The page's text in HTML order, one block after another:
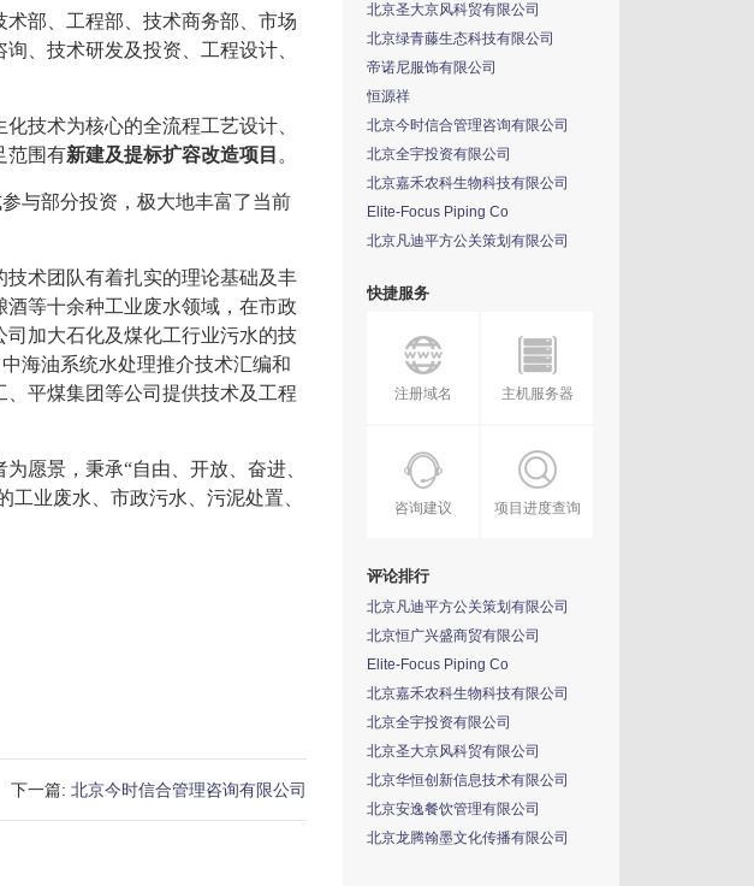
部、工程部、技术商务部、市场
、技术研发及投资、工程设计、
化技术为核心的全流程工艺设计、
范围有新建及提标扩容改造项目 。
与部分投资，极大地丰富了当前
术团队有着扎实的理论基础及丰
等十余种工业废水领域，在市政
加大石化及煤化工行业污水的技
海油系统水处理推介技术汇编和
平煤集团等公司提供技术及工程
为愿景，秉承“自由、开放、奋进、
业废水、市政污水、污泥处置、
下一篇: 北京今时信合管理咨询有限公司
北京圣大京风科贸有限公司
北京绿青藤生态科技有限公司
帝诺尼服饰有限公司
恒源祥
北京今时信合管理咨询有限公司
北京全宇投资有限公司
北京嘉禾农科生物科技有限公司
Elite-Focus Piping Co
北京凡迪平方公关策划有限公司
快捷服务
注册域名 主机服务器
咨询建议 项目进度查询
评论排行
北京凡迪平方公关策划有限公司
北京恒广兴盛商贸有限公司
Elite-Focus Piping Co
北京嘉禾农科生物科技有限公司
北京全宇投资有限公司
北京圣大京风科贸有限公司
北京华恒创新信息技术有限公司
北京安逸餐饮管理有限公司
北京龙腾翰墨文化传播有限公司